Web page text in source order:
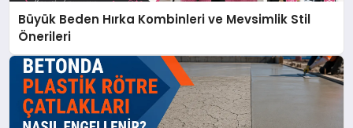
Büyük Beden Hırka Kombinleri ve Mevsimlik Stil
Önerileri